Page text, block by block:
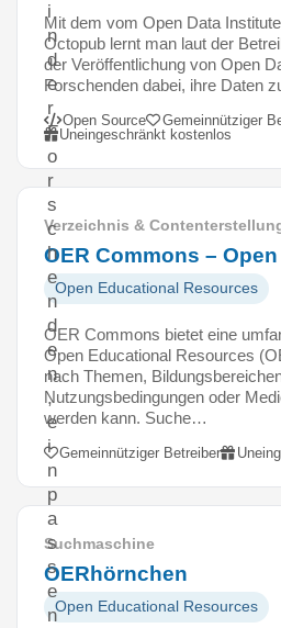
i
n
d
e
r
F
o
r
s
c
h
e
n
d
e
n
,
e
i
n
p
a
s
s
e
n
Mit dem vom Open Data
Octopub lernt man laut der
der Veröffentlichung von Open
Forschenden dabei, ihre Daten
Open Source
Gemeinnütziger
Uneingeschränkt kostenlos
Verzeichnis &
OER Commons –
Open Educational Resources
OER Commons bietet eine
Open Educational Resources
nach Themen,
Nutzungsbedingungen oder
werden kann. Suche…
Gemeinnütziger Betreiber
Suchmaschine
OERhörnchen
Open Educational Resources